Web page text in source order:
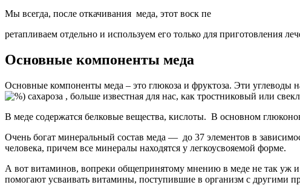
Мы всегда, после откачивания меда, этот воск пе
ретапливаем отдельно и используем его только для приготовления
Основные компоненты меда
Основные компоненты меда – это глюкоза и фруктоза. Эти углеводы
сахароза , больше известная для нас, как тростниковый или
В меде содержатся белковые вещества, кислоты. В основном
Очень богат минеральный состав меда — до 37 элементов в
человека, причем все минералы находятся у легкоусвояемой форме.
А вот витаминов, вопреки общепринятому мнению в меде не так уж
помогают усваивать витамины, поступившие в организм с другими